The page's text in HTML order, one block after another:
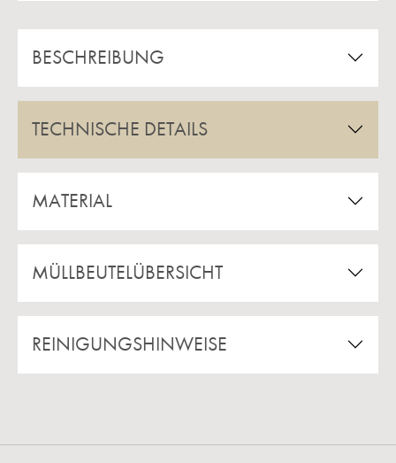
BESCHREIBUNG
TECHNISCHE DETAILS
MATERIAL
MÜLLBEUTELÜBERSICHT
REINIGUNGSHINWEISE